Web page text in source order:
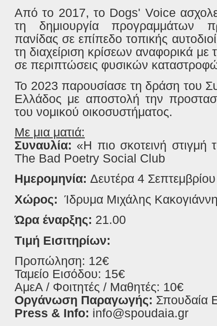
Από το 2017, το Dogs' Voice
τη δημιουργία προγραμμάτων
πανίδας σε επίπεδο τοπικής
τη διαχείριση κρίσεων αναφορικά
σε περιπτώσεις φυσικών
Το 2023 παρουσίασε τη δράση του
Ελλάδος με αποστολή την
του νομικού οικοσυστήματος.
Με μια ματιά:
Συναυλία: «Η πιο σκοτεινή στιγμή
The Bad Poetry Social Club
Ημερομηνία: Δευτέρα 4
Χώρος: Ίδρυμα Μιχάλης
Ώρα έναρξης: 21.00
Τιμή Εισιτηρίων:
Προπώληση: 12€
Ταμείο Εισόδου: 15€
ΑμεΑ / Φοιτητές / Μαθητές: 10€
Οργάνωση Παραγωγής: Σπουδαία
Press & Info: info@spoudaia.gr